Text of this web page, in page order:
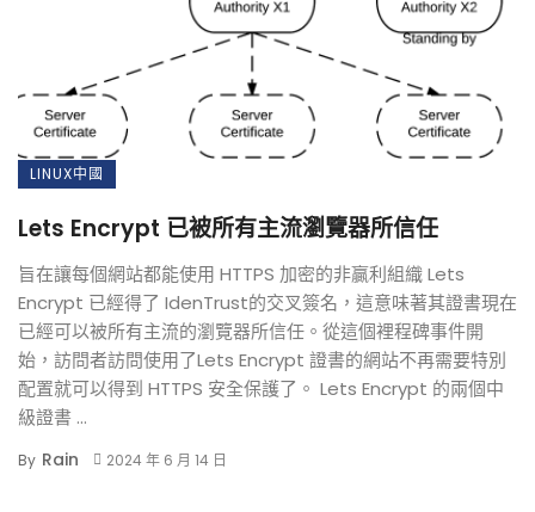
LINUX中國
Lets Encrypt 已被所有主流瀏覽器所信任
旨在讓每個網站都能使用 HTTPS 加密的非贏利組織 Lets
Encrypt 已經得了 IdenTrust的交叉簽名，這意味著其證書現在
已經可以被所有主流的瀏覽器所信任。從這個裡程碑事件開
始，訪問者訪問使用了Lets Encrypt 證書的網站不再需要特別
配置就可以得到 HTTPS 安全保護了。 Lets Encrypt 的兩個中
級證書 ...
By Rain 2024 年 6 月 14 日